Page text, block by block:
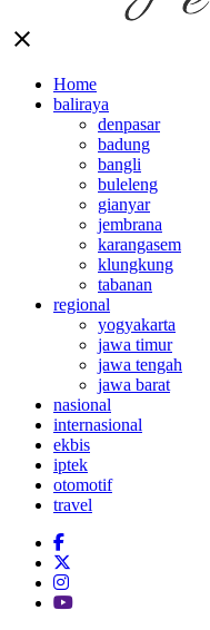
close
Home
baliraya
denpasar
badung
bangli
buleleng
gianyar
jembrana
karangasem
klungkung
tabanan
regional
yogyakarta
jawa timur
jawa tengah
jawa barat
nasional
internasional
ekbis
iptek
otomotif
travel